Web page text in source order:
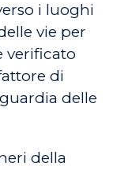
i luoghi
vie per
verificato
di
delle
della